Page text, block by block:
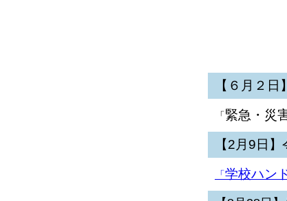
【６月２
「緊急・災
【2月9日
「学校ハン